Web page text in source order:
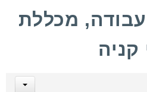
עבודה, מכללת
קניה